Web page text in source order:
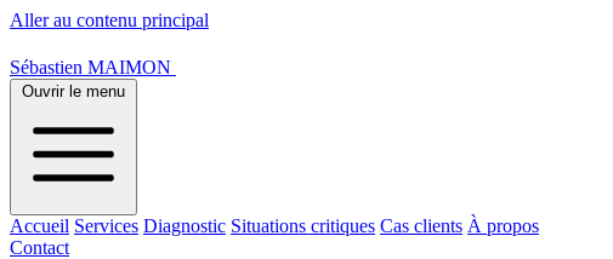
Aller au contenu principal
Sébastien MAIMON
Ouvrir le menu
Accueil Services Diagnostic Situations critiques Cas clients À propos
Contact